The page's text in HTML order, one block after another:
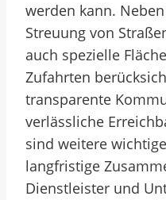
werden kann.
Streuung von
auch spezielle
Zufahrten
transparente
verlässliche
sind weitere
langfristige
Dienstleister und